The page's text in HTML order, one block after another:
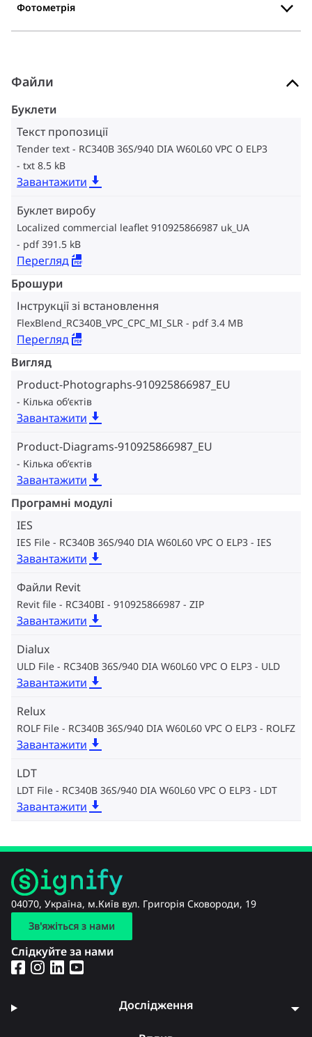
Фотометрія
Файли
Буклети
Текст пропозиції
Tender text - RC340B 36S/940 DIA W60L60 VPC O ELP3
txt 8.5 kB
Завантажити
Буклет виробу
Localized commercial leaflet 910925866987 uk_UA
pdf 391.5 kB
Перегляд
Брошури
Інструкції зі встановлення
FlexBlend_RC340B_VPC_CPC_MI_SLR pdf 3.4 MB
Перегляд
Вигляд
Product-Photographs-910925866987_EU
Кілька об‘єктів
Завантажити
Product-Diagrams-910925866987_EU
Кілька об‘єктів
Завантажити
Програмні модулі
IES
IES File - RC340B 36S/940 DIA W60L60 VPC O ELP3 IES
Завантажити
Файли Revit
Revit file - RC340BI - 910925866987 ZIP
Завантажити
Dialux
ULD File - RC340B 36S/940 DIA W60L60 VPC O ELP3 ULD
Завантажити
Relux
ROLF File - RC340B 36S/940 DIA W60L60 VPC O ELP3 ROLFZ
Завантажити
LDT
LDT File - RC340B 36S/940 DIA W60L60 VPC O ELP3 LDT
Завантажити
04070, Україна, м.Київ вул. Григорія Сковороди, 19
Зв'яжіться з нами
Слідкуйте за нами
Дослідження